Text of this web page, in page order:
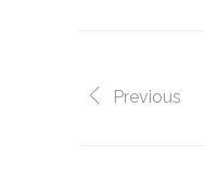
Previous